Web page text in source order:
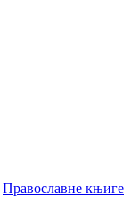
Православне књиге